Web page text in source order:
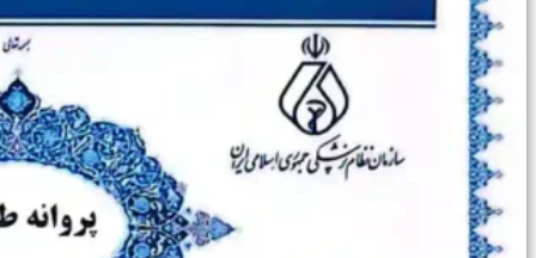
♀️قلب بانوان
🔎چکاپ و غربالگری
🚭مشاوره ترک سیگار
🎗️درمان سرطان سینه
👩‍⚕️مشاوره جراحی زنان
✨جراحی زیبایی
⏳پیش و پس از جراحی